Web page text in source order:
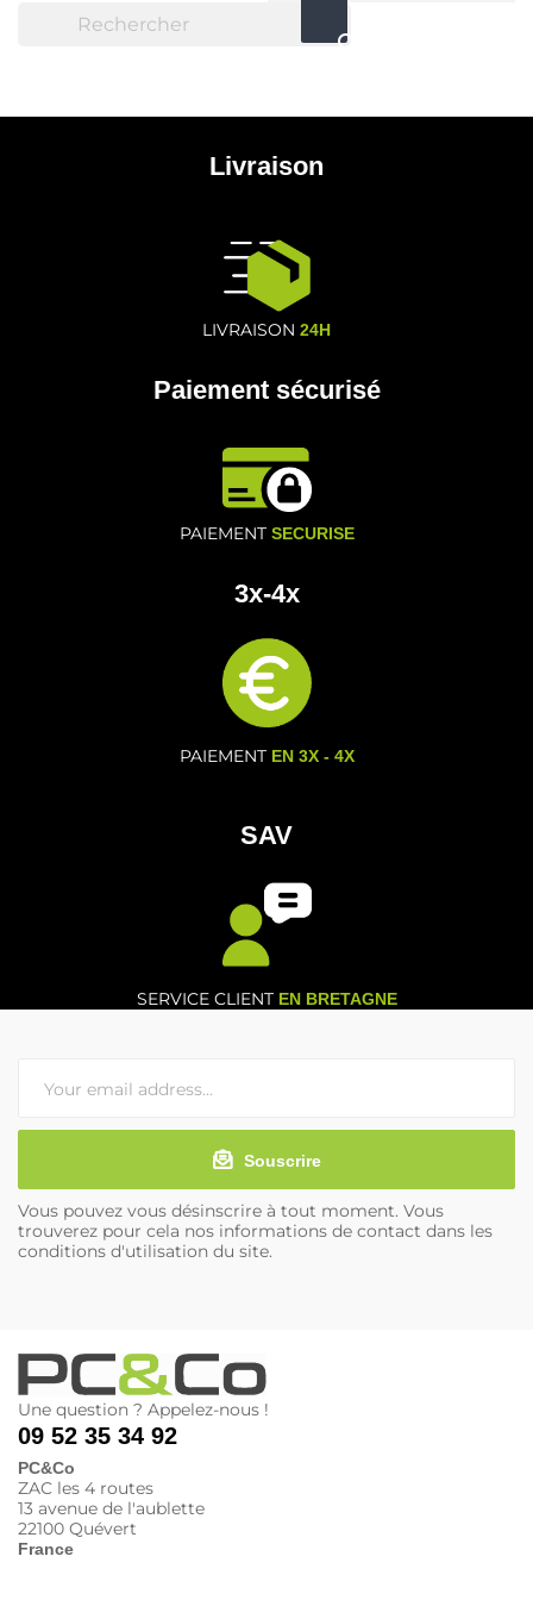

Livraison
LIVRAISON 24H
Paiement sécurisé
PAIEMENT SECURISE
3x-4x
PAIEMENT EN 3X - 4X
SAV
SERVICE CLIENT EN BRETAGNE
Souscrire
Vous pouvez vous désinscrire à tout moment. Vous
trouverez pour cela nos informations de contact dans les
conditions d'utilisation du site.
Une question ? Appelez-nous !
09 52 35 34 92
PC&Co
ZAC les 4 routes
13 avenue de l'aublette
22100 Quévert
France